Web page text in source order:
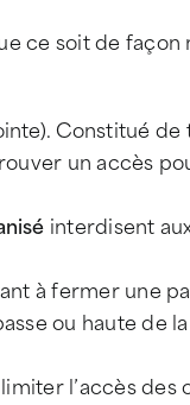
ce soit de façon
Constitué
un accès
interdisent
à fermer une
ou haute de
l’accès des